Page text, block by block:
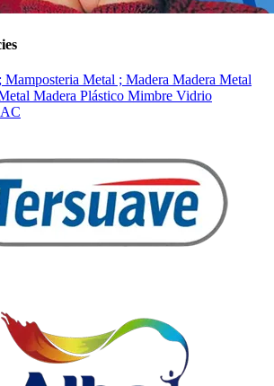
Mamposteria Metal ; Madera Madera Metal
Madera Plástico Mimbre Vidrio